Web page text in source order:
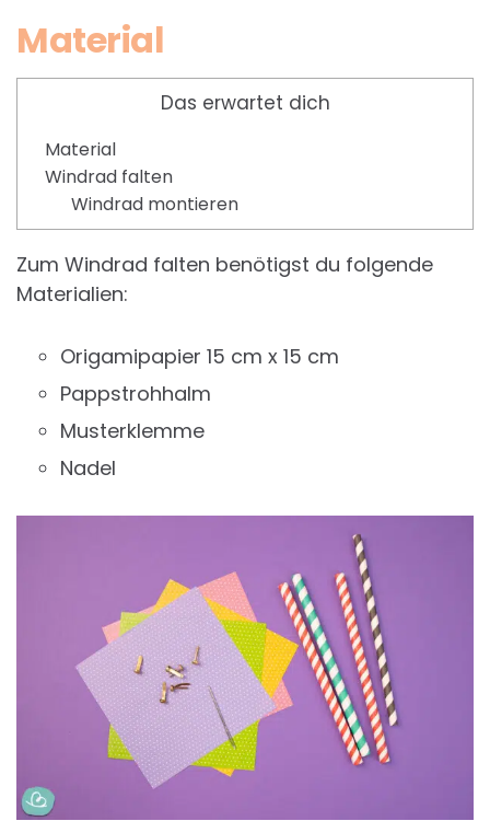
Material
Das erwartet dich
Material
Windrad falten
Windrad montieren
Zum Windrad falten benötigst du folgende
Materialien:
Origamipapier 15 cm x 15 cm
Pappstrohhalm
Musterklemme
Nadel